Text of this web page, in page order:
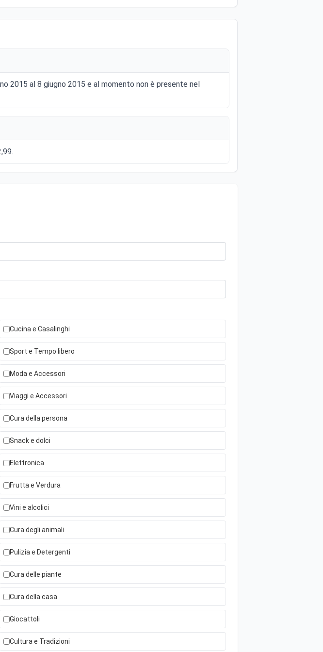
2015 al 8 giugno 2015 e al momento non è presente nel
Cucina e Casalinghi
Sport e Tempo libero
Moda e Accessori
Viaggi e Accessori
Cura della persona
Snack e dolci
Elettronica
Frutta e Verdura
Vini e alcolici
Cura degli animali
Pulizia e Detergenti
Cura delle piante
Cura della casa
Giocattoli
Cultura e Tradizioni